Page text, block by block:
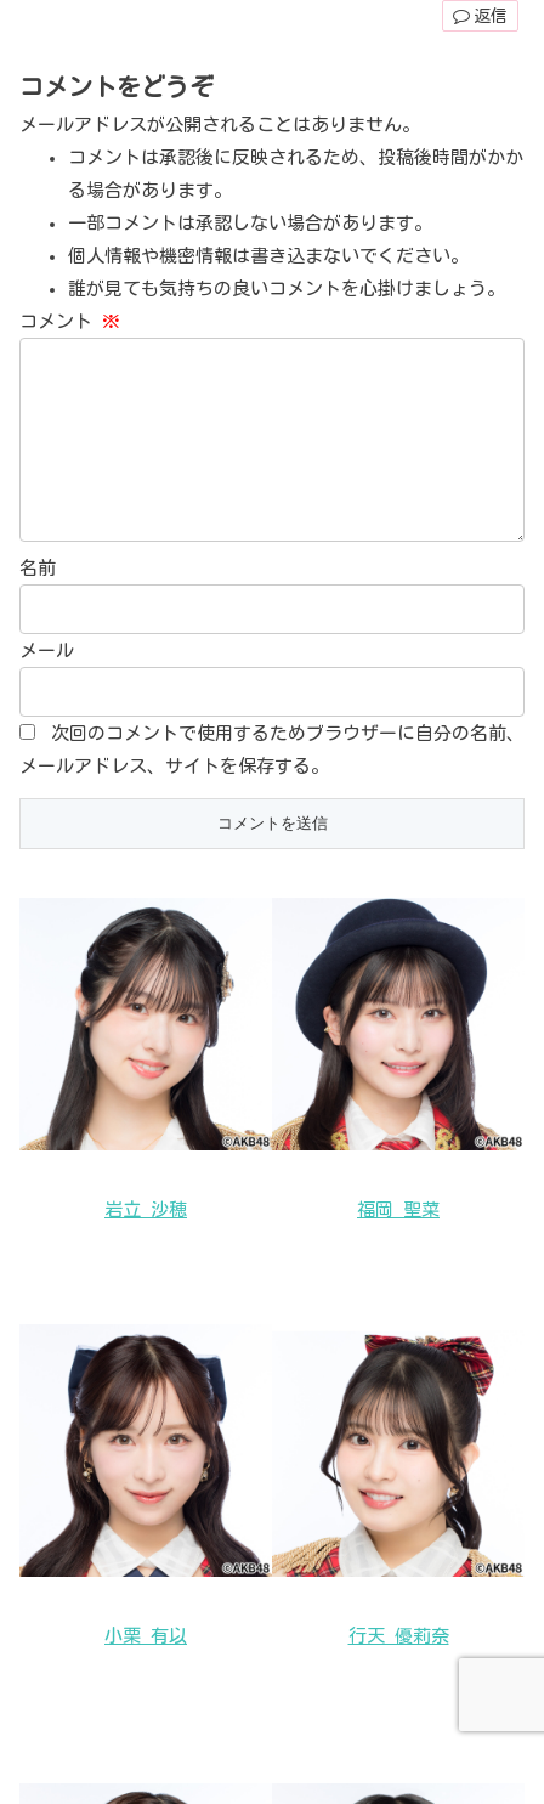
返信
コメントをどうぞ
メールアドレスが公開されることはありません。
コメントは承認後に反映されるため、投稿後時間がかか
る場合があります。
一部コメントは承認しない場合があります。
個人情報や機密情報は書き込まないでください。
誰が見ても気持ちの良いコメントを心掛けましょう。
コメント ※
名前
メール
次回のコメントで使用するためブラウザーに自分の名前、
メールアドレス、サイトを保存する。
岩立 沙穂 福岡 聖菜
小栗 有以 行天 優莉奈